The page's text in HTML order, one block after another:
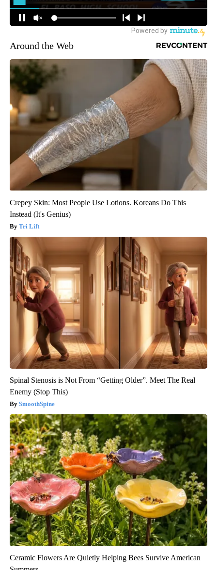
Around the Web
Crepey Skin: Most People Use Lotions. Koreans Do This
Instead (It's Genius)
Tri Lift
Spinal Stenosis is Not From “Getting Older”. Meet The Real
Enemy (Stop This)
SmoothSpine
Ceramic Flowers Are Quietly Helping Bees Survive American